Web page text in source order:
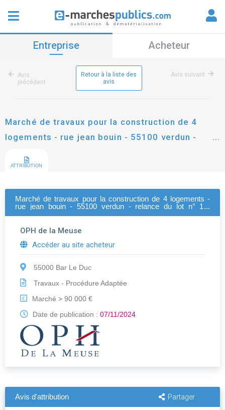
Entreprise Acheteur
Avis
précédent
Retour à la liste des
avis
Avis suivant
Marché de travaux pour la construction de 4
logements - rue jean bouin - 55100 verdun -
busés)
ATTRIBUTION
Marché de travaux pour la construction de 4 logements -
rue jean bouin - 55100 verdun - relance du lot n° 1 :
OPH de la Meuse
Accéder au site acheteur
55000 Bar Le Duc
Travaux - Procédure Adaptée
€
Marché > 90 000 €
Date de publication : 07/11/2024
Avis d'attribution Partager